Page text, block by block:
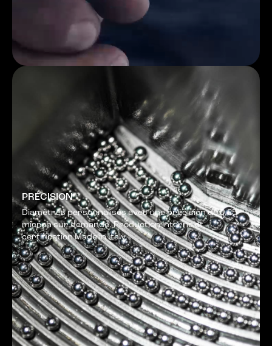
PRÉCISION
Diamètres personnalisés avec une précision de 0,25
micron sur demande. Production interne et
certification Made in Italy.